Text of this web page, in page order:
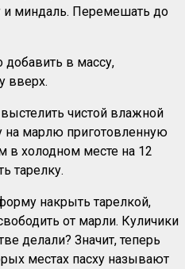
миндаль. Перемешать до
добавить в массу,
вверх.
чистой влажной
марлю приготовленную
в холодном месте на 12
тарелку.
накрыть тарелкой,
от марли. Куличики
делали? Значит, теперь
местах пасху называют